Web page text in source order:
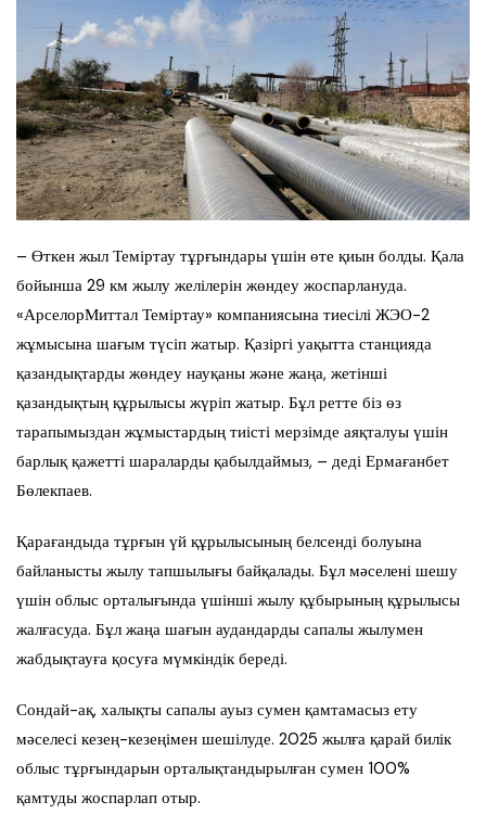
– Өткен жыл Теміртау тұрғындары үшін өте қиын болды. Қала
бойынша 29 км жылу желілерін жөндеу жоспарлануда.
«АрселорМиттал Теміртау» компаниясына тиесілі ЖЭО-2
жұмысына шағым түсіп жатыр. Қазіргі уақытта станцияда
қазандықтарды жөндеу науқаны және жаңа, жетінші
қазандықтың құрылысы жүріп жатыр. Бұл ретте біз өз
тарапымыздан жұмыстардың тиісті мерзімде аяқталуы үшін
барлық қажетті шараларды қабылдаймыз, – деді Ермағанбет
Бөлекпаев.
Қарағандыда тұрғын үй құрылысының белсенді болуына
байланысты жылу тапшылығы байқалады. Бұл мәселені шешу
үшін облыс орталығында үшінші жылу құбырының құрылысы
жалғасуда. Бұл жаңа шағын аудандарды сапалы жылумен
жабдықтауға қосуға мүмкіндік береді.
Сондай-ақ, халықты сапалы ауыз сумен қамтамасыз ету
мәселесі кезең-кезеңімен шешілуде. 2025 жылға қарай билік
облыс тұрғындарын орталықтандырылған сумен 100%
қамтуды жоспарлап отыр.